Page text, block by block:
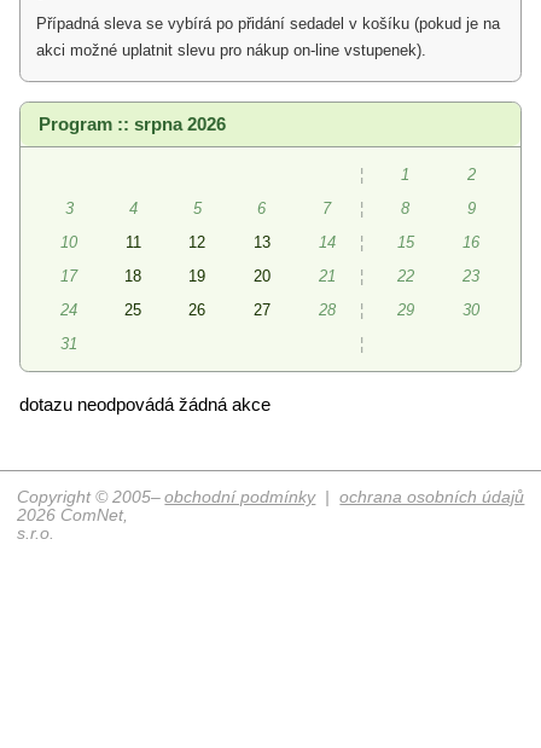
Případná sleva se vybírá po přidání sedadel v košíku (pokud je na
akci možné uplatnit slevu pro nákup on-line vstupenek).
Program :: srpna 2026
¦ 1
2
3
4 5 6 7 ¦ 8
9
10
11 12 13 14 ¦ 15
16
17
18 19 20 21 ¦ 22
23
24
25 26 27 28 ¦ 29
30
31
¦
dotazu neodpovádá žádná akce
obchodní podmínky|ochrana osobních údajů
Copyright © 2005–
2026 ComNet,
s.r.o.